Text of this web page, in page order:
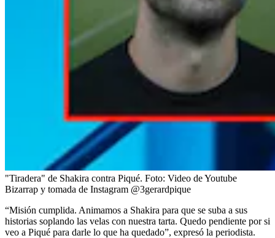
"Tiradera" de Shakira contra Piqué. Foto: Video de Youtube
Bizarrap y tomada de Instagram @3gerardpique
“Misión cumplida. Animamos a Shakira para que se suba a sus
historias soplando las velas con nuestra tarta. Quedo pendiente por si
veo a Piqué para darle lo que ha quedado”, expresó la periodista.